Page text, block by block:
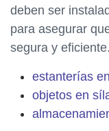
deben ser
para asegurar
segura y eficiente.
estanterías
objetos en